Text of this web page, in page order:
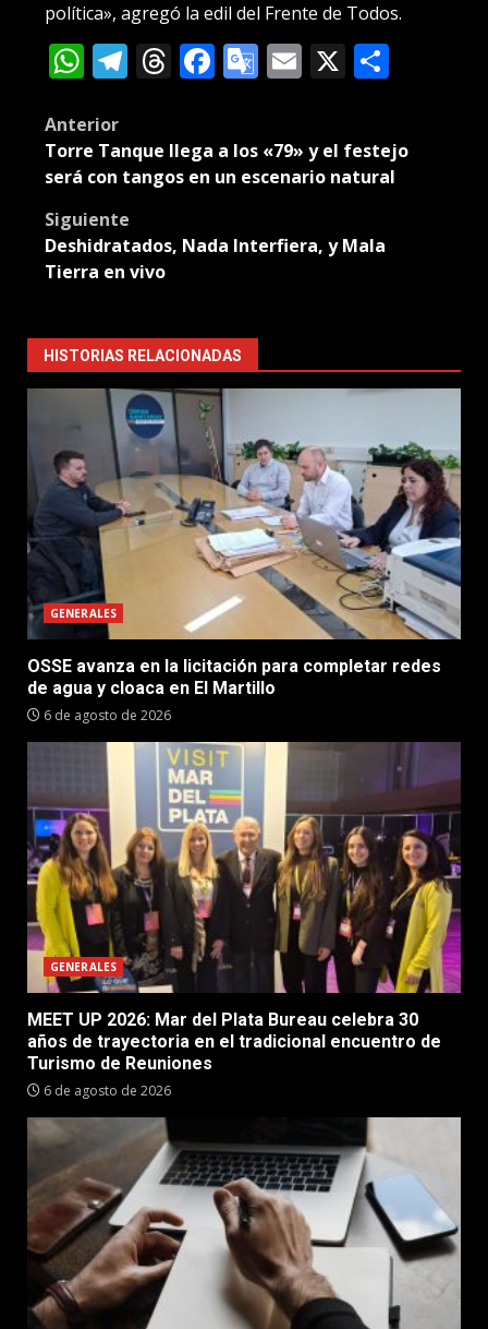
política», agregó la edil del Frente de Todos.
WhatsApp
Telegram
Threads
Facebook
Google
Email
X
Post
navigation
Anterior
Torre Tanque llega a los «79» y el festejo
será con tangos en un escenario natural
Siguiente
Deshidratados, Nada Interfiera, y Mala
Tierra en vivo
HISTORIAS RELACIONADAS
GENERALES
OSSE avanza en la licitación para completar redes
de agua y cloaca en El Martillo
6 de agosto de 2026
GENERALES
MEET UP 2026: Mar del Plata Bureau celebra 30
años de trayectoria en el tradicional encuentro de
Turismo de Reuniones
6 de agosto de 2026